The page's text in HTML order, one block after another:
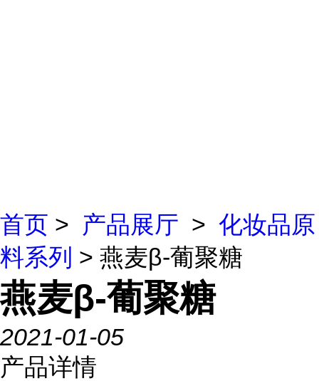
首页 > 产品展厅 > 化妆品原
料系列 > 燕麦β-葡聚糖
燕麦β-葡聚糖
2021-01-05
产品详情